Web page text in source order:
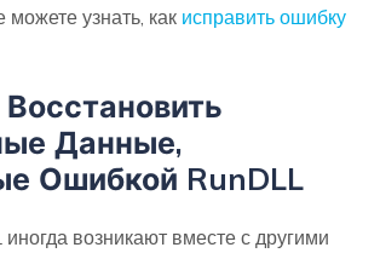
можете узнать, как исправить ошибку
Данные,
Ошибкой RunDLL
возникают вместе с другими